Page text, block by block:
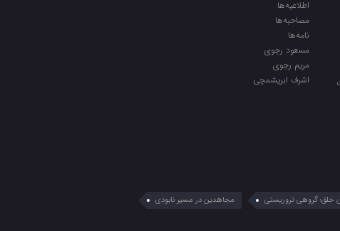
اطلاعیه‌ها
مصاحبه‌ها
نامه‌ها
مسعود رجوی
مریم رجوی
اشرف ابریشمچی
خلق؛ گروهی تروریستی
مجاهدین در مسیر نابودی